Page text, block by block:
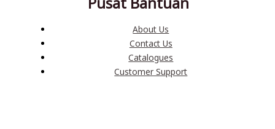
About Us
Contact Us
Catalogues
Customer Support